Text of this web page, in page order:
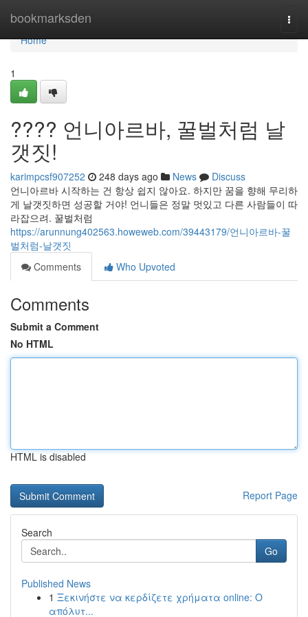
bookmarksden
Home
Home
1
???? 언니아르바, 꿀벌처럼 날
갯짓!
karimpcsf907252 248 days ago News
Discuss
언니아르바 시작하는 건 항상 쉽지 않아요. 하지만 꿈을 향해 무리하
게 날갯짓하면 성공할 거야! 언니들은 정말 멋있고 다른 사람들이 따
라잡으려. 꿀벌처럼
https://arunnung402563.howeweb.com/39443179/언니아르바-꿀
벌처럼-날갯짓
Comments
Who Upvoted
Comments
Submit a Comment
No HTML
HTML is disabled
Report Page
Search
Go
Published News
1 Ξεκινήστε να κερδίζετε χρήματα online: Ο
απόλυτ...